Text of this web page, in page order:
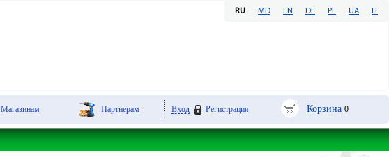
RU MD EN DE PL UA IT
Магазинам Партнерам Вход Регистрация Корзина 0